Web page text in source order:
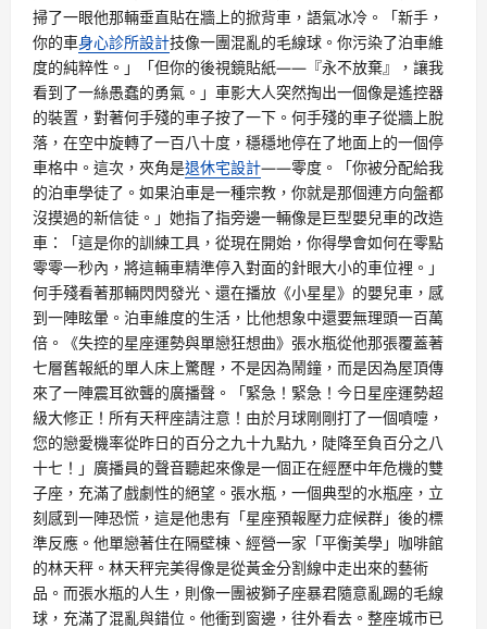
掃了一眼他那輛垂直貼在牆上的掀背車，語氣冰冷。「新手，
你的車身心診所設計技像一團混亂的毛線球。你污染了泊車維
度的純粹性。」「但你的後視鏡貼紙——『永不放棄』，讓我
看到了一絲愚蠢的勇氣。」車影大人突然掏出一個像是遙控器
的裝置，對著何手殘的車子按了一下。何手殘的車子從牆上脫
落，在空中旋轉了一百八十度，穩穩地停在了地面上的一個停
車格中。這次，夾角是退休宅設計——零度。「你被分配給我
的泊車學徒了。如果泊車是一種宗教，你就是那個連方向盤都
沒摸過的新信徒。」她指了指旁邊一輛像是巨型嬰兒車的改造
車：「這是你的訓練工具，從現在開始，你得學會如何在零點
零零一秒內，將這輛車精準停入對面的針眼大小的車位裡。」
何手殘看著那輛閃閃發光、還在播放《小星星》的嬰兒車，感
到一陣眩暈。泊車維度的生活，比他想象中還要無理頭一百萬
倍。《失控的星座運勢與單戀狂想曲》張水瓶從他那張覆蓋著
七層舊報紙的單人床上驚醒，不是因為鬧鐘，而是因為屋頂傳
來了一陣震耳欲聾的廣播聲。「緊急！緊急！今日星座運勢超
級大修正！所有天秤座請注意！由於月球剛剛打了一個噴嚏，
您的戀愛機率從昨日的百分之九十九點九，陡降至負百分之八
十七！」廣播員的聲音聽起來像是一個正在經歷中年危機的雙
子座，充滿了戲劇性的絕望。張水瓶，一個典型的水瓶座，立
刻感到一陣恐慌，這是他患有「星座預報壓力症候群」後的標
準反應。他單戀著住在隔壁棟、經營一家「平衡美學」咖啡館
的林天秤。林天秤完美得像是從黃金分割線中走出來的藝術
品。而張水瓶的人生，則像一團被獅子座暴君隨意亂踢的毛線
球，充滿了混亂與錯位。他衝到窗邊，往外看去。整座城市已